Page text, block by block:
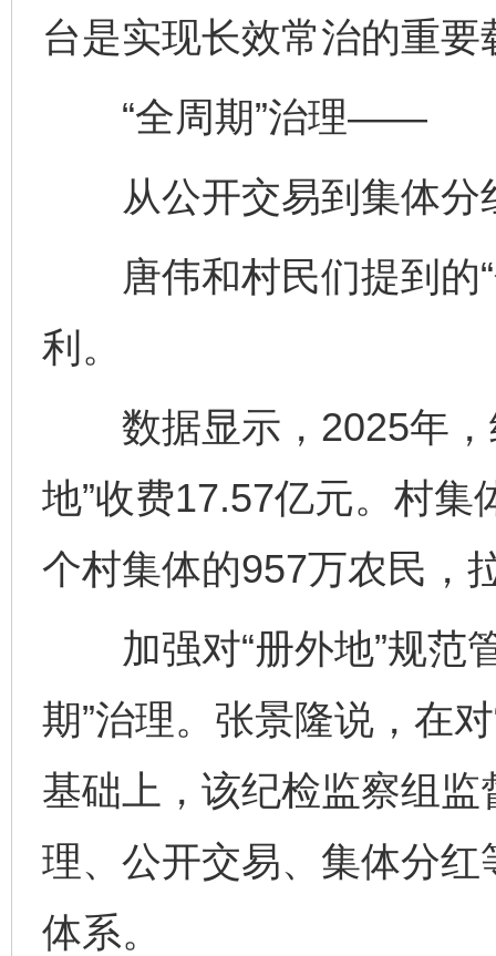
台是实现长效常治的重要
“全周期”治理——
从公开交易到集体分
唐伟和村民们提到的“
利。
数据显示，2025年，
地”收费17.57亿元。村
个村集体的957万农民，
加强对“册外地”规范
期”治理。张景隆说，在
基础上，该纪检监察组
理、公开交易、集体分
体系。